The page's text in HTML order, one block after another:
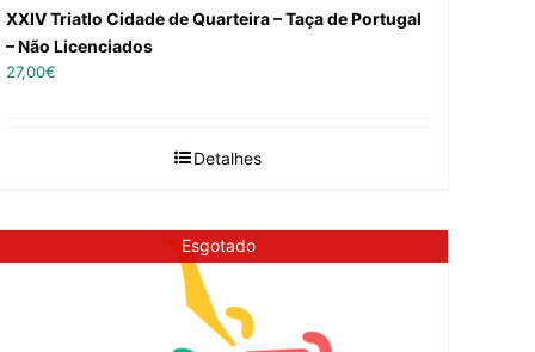
XXIV Triatlo Cidade de Quarteira – Taça de Portugal
– Não Licenciados
27,00€
Detalhes
Esgotado